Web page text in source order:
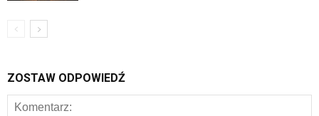
ZOSTAW ODPOWIEDŹ